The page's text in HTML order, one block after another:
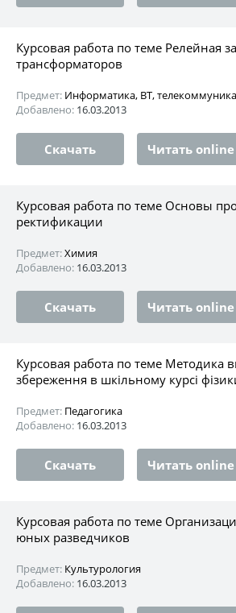
Курсовая работа по теме Релейная
трансформаторов
Предмет: Информатика, ВТ,
Добавлено: 16.03.2013
Скачать Читать online
Курсовая работа по теме Основы
ректификации
Предмет:Химия
Добавлено: 16.03.2013
Скачать Читать online
Курсовая работа по теме Методика
збереження в шкільному курсі
Предмет: Педагогика
Добавлено: 16.03.2013
Скачать Читать online
Курсовая работа по теме
юных разведчиков
Предмет: Культурология
Добавлено: 16.03.2013